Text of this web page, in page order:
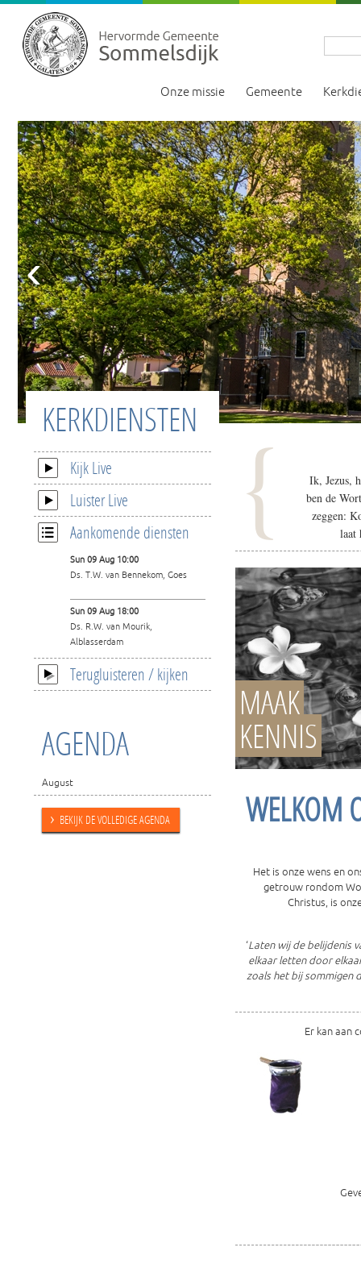
Onze missie Gemeente
‹
{
Ik, Jezus,
ben de
zeggen:
laat
MAAK
KENNIS
WELKOM
Het is onze wens en
getrouw rondom
Christus, is
‘Laten wij de belijdenis
elkaar letten door
zoals het bij sommigen
Er kan aan
KERKDIENSTEN
Kijk Live
Luister Live
Aankomende diensten
Sun 09 Aug 10:00
Ds. T.W. van Bennekom, Goes
Sun 09 Aug 18:00
Ds. R.W. van Mourik,
Alblasserdam
Terugluisteren / kijken
AGENDA
August
› BEKIJK DE VOLLEDIGE AGENDA